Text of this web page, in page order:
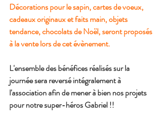
Décorations pour le sapin, cartes de voeux,
cadeaux originaux et faits main, objets
tendance, chocolats de Noël, seront proposés
à la vente lors de cet évènement.
L'ensemble des bénéfices réalisés sur la
journée sera reversé intégralement à
l'association afin de mener à bien nos projets
pour notre super-héros Gabriel !!